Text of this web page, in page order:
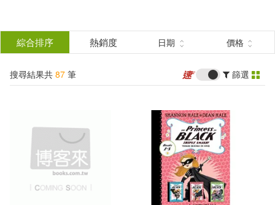
結
分類 (單選)
所有商品(87) 圖書(87)
作者 (可複選)
Shannon/ Hale(40)
綜合排序 熱銷度 日期 價格
搜尋結果共 87 筆 篩選